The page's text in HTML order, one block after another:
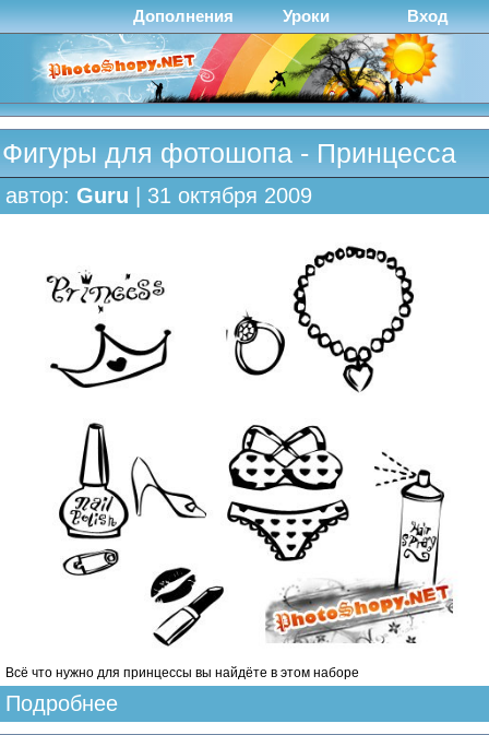
Дополнения Уроки Вход
Фигуры для фотошопа - Принцесса
автор: Guru | 31 октября 2009
Всё что нужно для принцессы вы найдёте в этом наборе
Подробнее